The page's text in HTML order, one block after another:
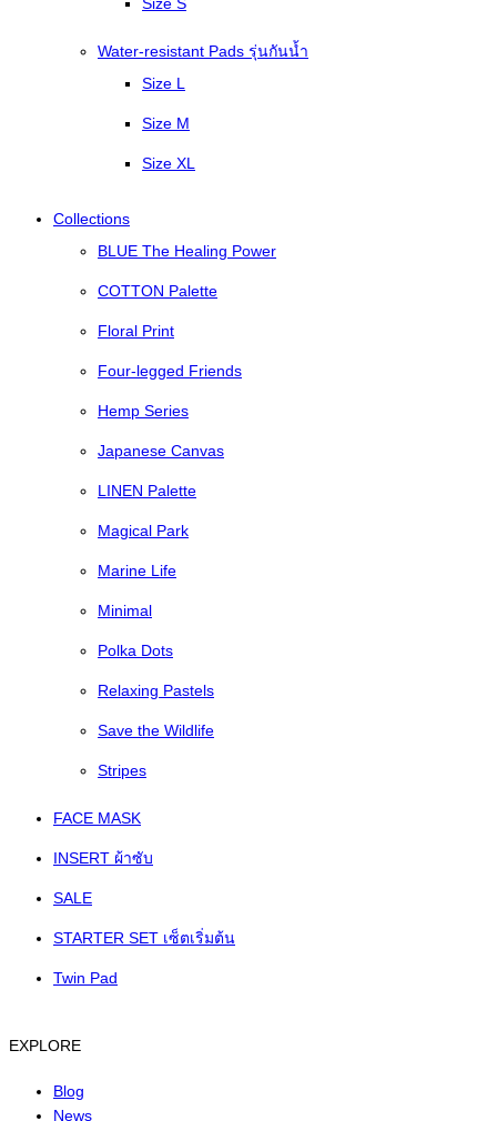
Water-resistant Pads รุ่นกันน้ำ
Size L
Size M
Size XL
Collections
BLUE The Healing Power
COTTON Palette
Floral Print
Four-legged Friends
Hemp Series
Japanese Canvas
LINEN Palette
Magical Park
Marine Life
Minimal
Polka Dots
Relaxing Pastels
Save the Wildlife
Stripes
FACE MASK
INSERT ผ้าซับ
SALE
STARTER SET เซ็ตเริ่มต้น
Twin Pad
EXPLORE
Blog
News